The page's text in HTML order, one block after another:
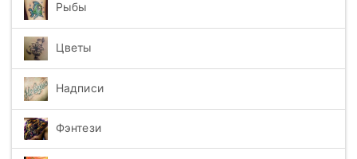
Рыбы
Цветы
Надписи
Фэнтези